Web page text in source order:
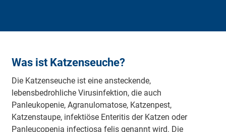
Was ist Katzenseuche?
Die Katzenseuche ist eine ansteckende,
lebensbedrohliche Virusinfektion, die auch
Panleukopenie, Agranulomatose, Katzenpest,
Katzenstaupe, infektiöse Enteritis der Katzen oder
Panleucopenia infectiosa felis genannt wird. Die